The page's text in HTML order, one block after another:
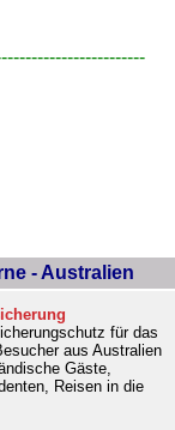
- Australien
für das
aus Australien
Gäste,
Reisen in die